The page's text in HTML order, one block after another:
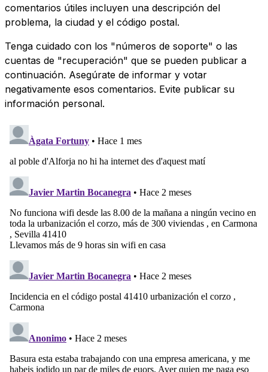
comentarios útiles incluyen una descripción del
problema, la ciudad y el código postal.
Tenga cuidado con los "números de soporte" o las
cuentas de "recuperación" que se pueden publicar a
continuación. Asegúrate de informar y votar
negativamente esos comentarios. Evite publicar su
información personal.